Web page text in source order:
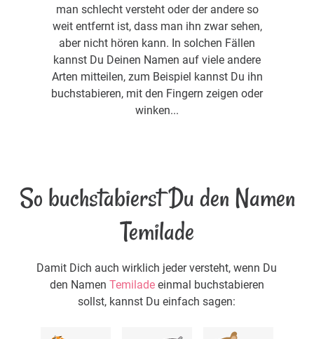
man schlecht versteht oder der andere so
weit entfernt ist, dass man ihn zwar sehen,
aber nicht hören kann. In solchen Fällen
kannst Du Deinen Namen auf viele andere
Arten mitteilen, zum Beispiel kannst Du ihn
buchstabieren, mit den Fingern zeigen oder
winken...
So buchstabierst Du den Namen
Temilade
Damit Dich auch wirklich jeder versteht, wenn Du
den Namen Temiladeeinmal buchstabieren
sollst, kannst Du einfach sagen: